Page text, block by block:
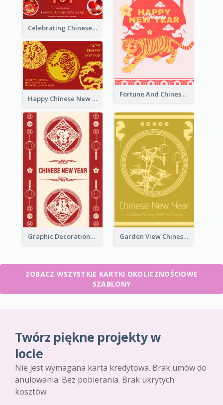
Celebrating Chinese New Year Greeting Card
Fortune And Chinese New Year Greeting Card
Happy Chinese New Year Greeting Card With Circle illustrations
Graphic Decorations Chinese New Year Greeting Card Garden View Chinese New Year Greeting Card
ZOBACZ WSZYSTKIE KARTKI OKOLICZNOŚCIOWE
SZABLONY
Twórz piękne projekty w
locie
Nie jest wymagana karta kredytowa. Brak umów do
anulowania. Bez pobierania. Brak ukrytych
kosztów.